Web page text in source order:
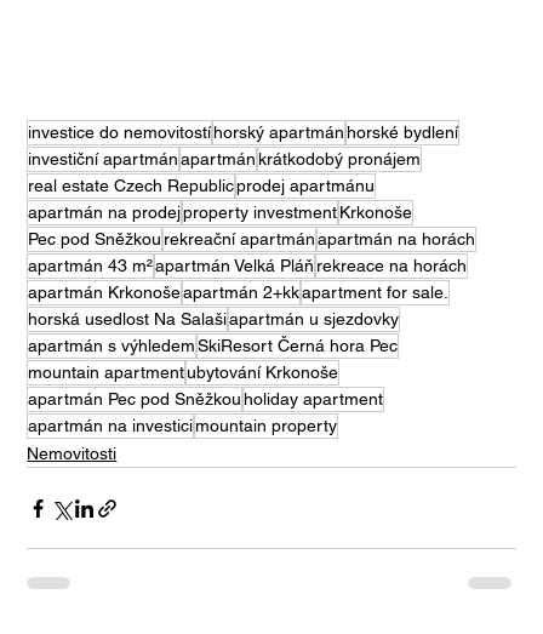
investice do nemovitostíhorský apartmán horské bydlení
investiční apartmán apartmán krátkodobý pronájem
real estate Czech Republicprodej apartmánu
apartmán na prodejproperty investmentKrkonoše
Pec pod Sněžkou rekreační apartmán apartmán na horách
apartmán 43 m²apartmán Velká Pláň rekreace na horách
apartmán Krkonošeapartmán 2+kkapartment for sale.
horská usedlost Na Salašiapartmán u sjezdovky
apartmán s výhledem SkiResort Černá hora Pec
mountain apartmentubytování Krkonoše
apartmán Pec pod Sněžkou holiday apartment
apartmán na investicimountain property
Nemovitosti